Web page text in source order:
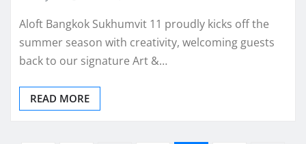
Aloft Bangkok Sukhumvit 11 proudly kicks off the
summer season with creativity, welcoming guests
back to our signature Art &…
READ MORE